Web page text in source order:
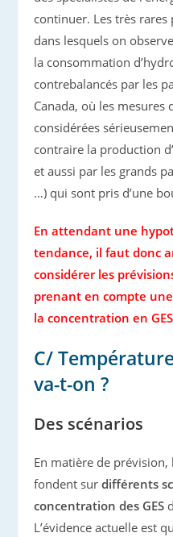
continuer. Les très rares
dans lesquels on
la consommation
contrebalancés par les
Canada, où les mesures
considérées
contraire la production
et aussi par les grands
…) qui sont pris d’une
En attendant une
tendance, il faut donc
considérer les
prenant en compte
la concentration en
C/
va-t-on ?
Des scénarios
En matière de prévision,
fondent surdifférents
concentration des GES
L’évidence actuelle est